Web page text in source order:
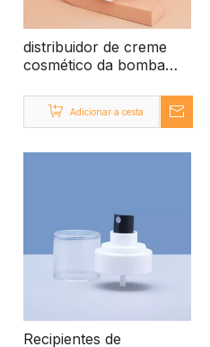
distribuidor de creme
cosmético da bomba
Adicionar a cesta
Recipientes de